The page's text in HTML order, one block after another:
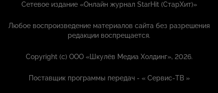
Сетевое издание «Онлайн журнал StarHit (СтарХит)»
Любое воспроизведение материалов сайта без разрешения
редакции воспрещается.
Copyright (с) ООО «Шкулёв Медиа Холдинг», 2026.
Поставщик программы передач - «Сервис-ТВ »